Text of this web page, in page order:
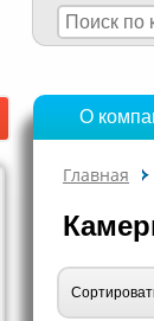
О
Главная